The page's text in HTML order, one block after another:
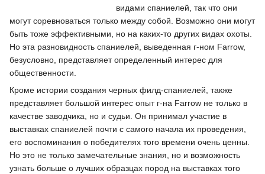
видами спаниелей, так что они
могут соревноваться только между собой. Возможно они могут
быть тоже эффективными, но на каких-то других видах охоты.
Но эта разновидность спаниелей, выведенная г-ном Farrow,
безусловно, представляет определенный интерес для
общественности.
Кроме истории создания черных филд-спаниелей, также
представляет большой интерес опыт г-на Farrow не только в
качестве заводчика, но и судьи. Он принимал участие в
выставках спаниелей почти с самого начала их проведения,
его воспоминания о победителях того времени очень ценны.
Но это не только замечательные знания, но и возможность
узнать больше о лучших образцах пород на выставках того